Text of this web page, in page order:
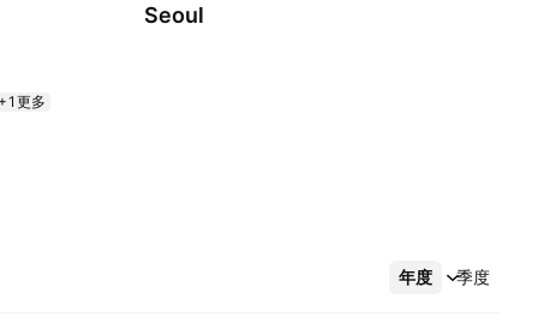
Seoul
+1更多
年度 季度
更多